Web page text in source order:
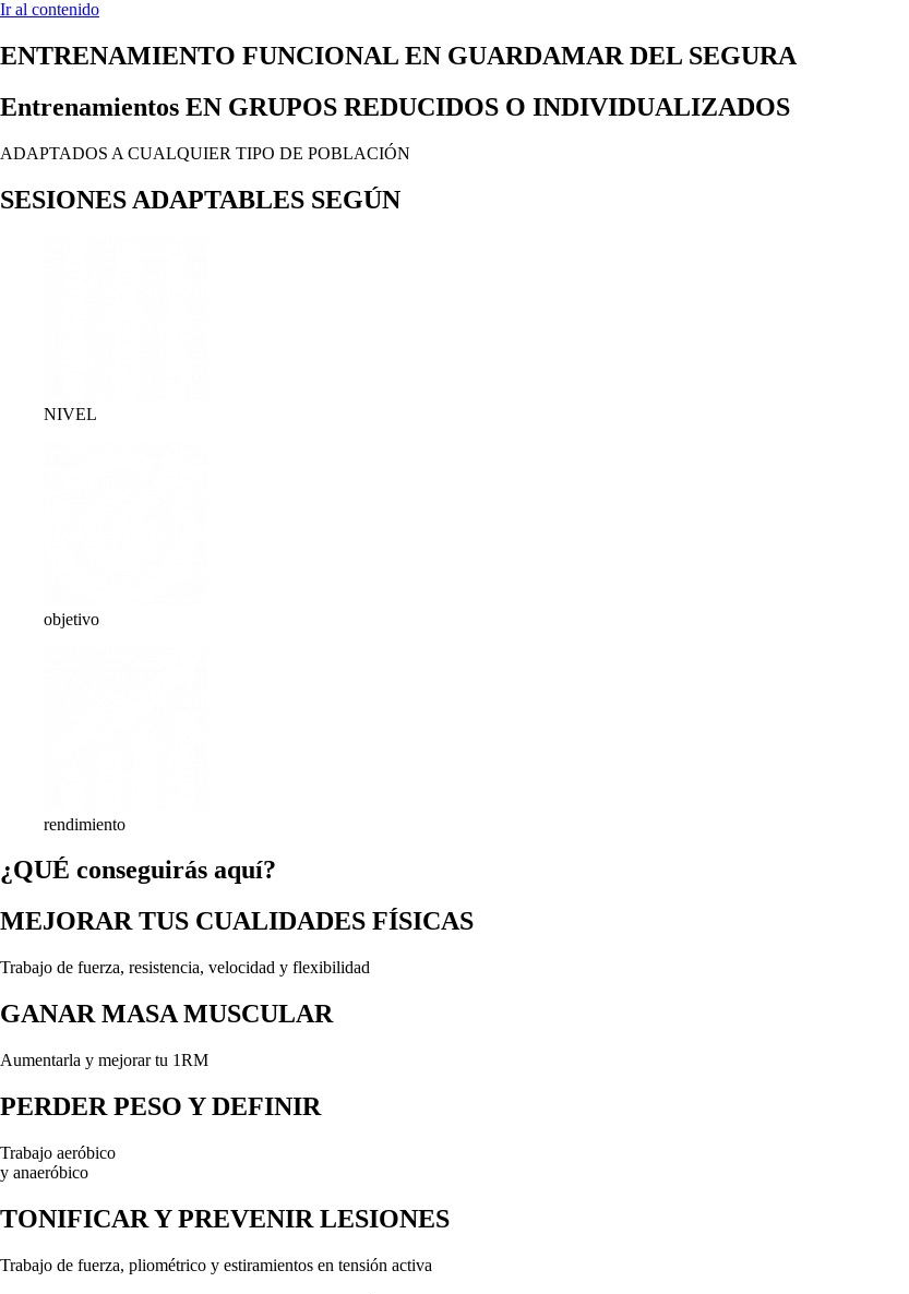
Ir al contenido
ENTRENAMIENTO FUNCIONAL EN GUARDAMAR DEL SEGURA
Entrenamientos EN GRUPOS REDUCIDOS O INDIVIDUALIZADOS
ADAPTADOS A CUALQUIER TIPO DE POBLACIÓN
SESIONES ADAPTABLES SEGÚN
NIVEL
objetivo
rendimiento
¿QUÉ conseguirás aquí?
MEJORAR TUS CUALIDADES FÍSICAS
Trabajo de fuerza, resistencia, velocidad y flexibilidad
GANAR MASA MUSCULAR
Aumentarla y mejorar tu 1RM
PERDER PESO Y DEFINIR
Trabajo aeróbico
y anaeróbico
TONIFICAR Y PREVENIR LESIONES
Trabajo de fuerza, pliométrico y estiramientos en tensión activa